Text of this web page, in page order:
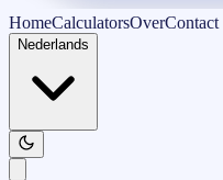
HomeCalculatorsOverContact
Nederlands